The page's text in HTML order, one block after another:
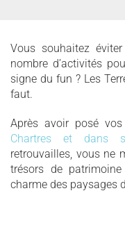
Vous souhaitez
nombre d’activités
signe du fun ? Les
faut.
Après avoir posé
Chartres et dans
retrouvailles, vous ne
trésors de
charme des paysages